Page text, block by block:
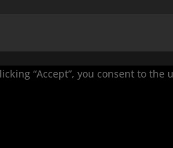
“Accept”, you consent to the